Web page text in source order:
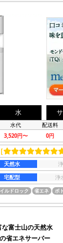
水
水代 配送料
3,520円〜 0円
［
天然水
宅配型 浄
ルドロック 省エネ ボ
富士山の天然水
省エネサーバー